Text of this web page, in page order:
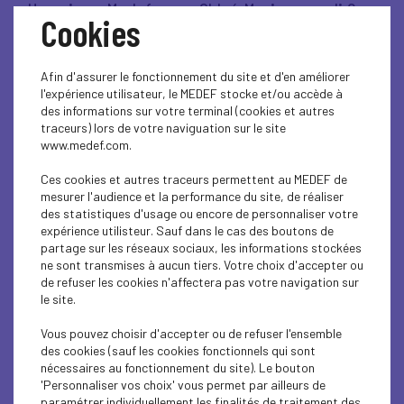
Un soir au Medef, avec Chloé Morin - mardi 9
décembre 2025
Lire l'article
VIE DU MEDEF
Penser l'entreprise de demain - mardi 25
novembre 2025
Lire l'article
ÉCONOMIE
Cookies
Afin d'assurer le fonctionnement du site et d'en améliorer
l'expérience utilisateur, le MEDEF stocke et/ou accède à
des informations sur votre terminal (cookies et autres
traceurs) lors de votre naviguation sur le site
www.medef.com.
Ces cookies et autres traceurs permettent au MEDEF de
mesurer l'audience et la performance du site, de réaliser
des statistiques d'usage ou encore de personnaliser votre
expérience utilisteur. Sauf dans le cas des boutons de
partage sur les réseaux sociaux, les informations stockées
ne sont transmises à aucun tiers. Votre choix d'accepter ou
de refuser les cookies n'affectera pas votre navigation sur
le site.
Vous pouvez choisir d'accepter ou de refuser l'ensemble
des cookies (sauf les cookies fonctionnels qui sont
nécessaires au fonctionnement du site). Le bouton
'Personnaliser vos choix' vous permet par ailleurs de